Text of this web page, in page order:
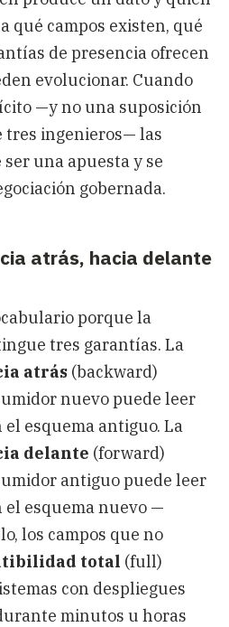
qué campos existen, qué
de presencia ofrecen
evolucionar. Cuando
—y no una suposición
tres ingenieros— las
una apuesta y se
gobernada.
atrás, hacia delante
porque la
tres garantías. La
atrás (backward)
nuevo puede leer
esquema antiguo. La
delante (forward)
antiguo puede leer
el esquema nuevo —
los campos que no
total (full)
con despliegues
minutos u horas